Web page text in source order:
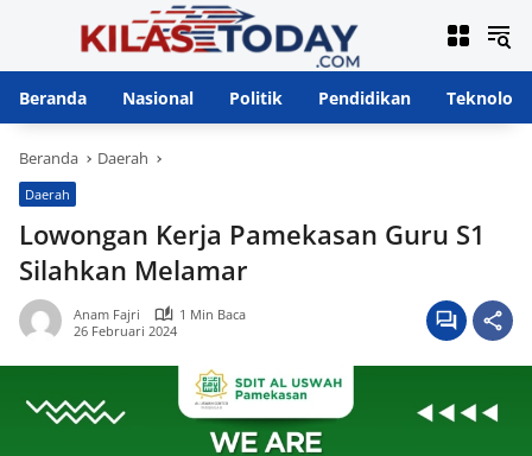
Beranda
Nasional Politik Pendidikan Teknologi
Beranda Daerah
Daerah
Lowongan Kerja Pamekasan Guru S1
Silahkan Melamar
Anam Fajri
1 Min Baca
26 Februari 2024